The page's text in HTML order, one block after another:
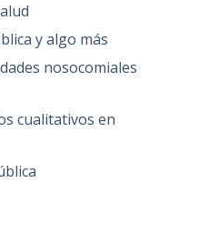
y algo más
nosocomiales
cualitativos en